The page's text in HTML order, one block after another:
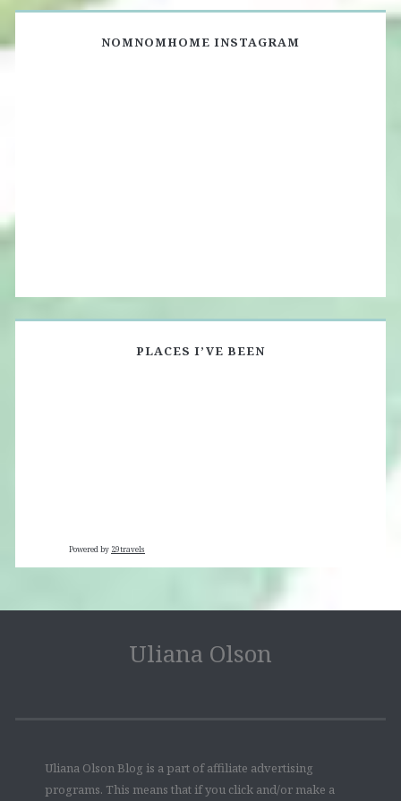
NOMNOMHOME INSTAGRAM
PLACES I’VE BEEN
Powered by 29travels
Uliana Olson
Uliana Olson Blog is a part of affiliate advertising
programs. This means that if you click and/or make a